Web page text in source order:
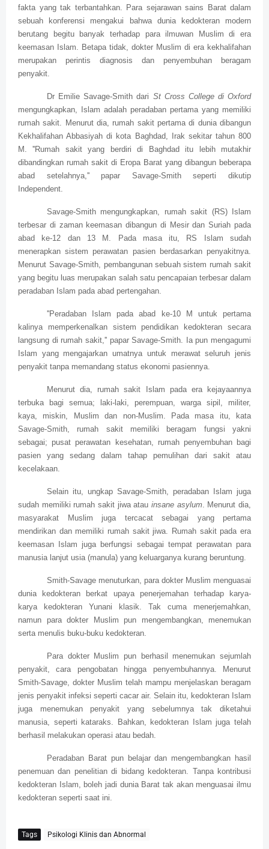
fakta yang tak terbantahkan. Para sejarawan sains Barat dalam
sebuah konferensi mengakui bahwa dunia kedokteran modern
berutang begitu banyak terhadap para ilmuwan Muslim di era
keemasan Islam. Betapa tidak, dokter Muslim di era kekhalifahan
merupakan perintis diagnosis dan penyembuhan beragam
penyakit.
Dr Emilie Savage-Smith dari St Cross College di Oxford
mengungkapkan, Islam adalah peradaban pertama yang memiliki
rumah sakit. Menurut dia, rumah sakit pertama di dunia dibangun
Kekhalifahan Abbasiyah di kota Baghdad, Irak sekitar tahun 800
M. ''Rumah sakit yang berdiri di Baghdad itu lebih mutakhir
dibandingkan rumah sakit di Eropa Barat yang dibangun beberapa
abad setelahnya,'' papar Savage-Smith seperti dikutip
Independent.
Savage-Smith mengungkapkan, rumah sakit (RS) Islam
terbesar di zaman keemasan dibangun di Mesir dan Suriah pada
abad ke-12 dan 13 M. Pada masa itu, RS Islam sudah
menerapkan sistem perawatan pasien berdasarkan penyakitnya.
Menurut Savage-Smith, pembangunan sebuah sistem rumah sakit
yang begitu luas merupakan salah satu pencapaian terbesar dalam
peradaban Islam pada abad pertengahan.
''Peradaban Islam pada abad ke-10 M untuk pertama
kalinya memperkenalkan sistem pendidikan kedokteran secara
langsung di rumah sakit,'' papar Savage-Smith. Ia pun mengagumi
Islam yang mengajarkan umatnya untuk merawat seluruh jenis
penyakit tanpa memandang status ekonomi pasiennya.
Menurut dia, rumah sakit Islam pada era kejayaannya
terbuka bagi semua; laki-laki, perempuan, warga sipil, militer,
kaya, miskin, Muslim dan non-Muslim. Pada masa itu, kata
Savage-Smith, rumah sakit memiliki beragam fungsi yakni
sebagai; pusat perawatan kesehatan, rumah penyembuhan bagi
pasien yang sedang dalam tahap pemulihan dari sakit atau
kecelakaan.
Selain itu, ungkap Savage-Smith, peradaban Islam juga
sudah memiliki rumah sakit jiwa atau insane asylum. Menurut dia,
masyarakat Muslim juga tercacat sebagai yang pertama
mendirikan dan memiliki rumah sakit jiwa. Rumah sakit pada era
keemasan Islam juga berfungsi sebagai tempat perawatan para
manusia lanjut usia (manula) yang keluarganya kurang beruntung.
Smith-Savage menuturkan, para dokter Muslim menguasai
dunia kedokteran berkat upaya penerjemahan terhadap karya-
karya kedokteran Yunani klasik. Tak cuma menerjemahkan,
namun para dokter Muslim pun mengembangkan, menemukan
serta menulis buku-buku kedokteran.
Para dokter Muslim pun berhasil menemukan sejumlah
penyakit, cara pengobatan hingga penyembuhannya. Menurut
Smith-Savage, dokter Muslim telah mampu menjelaskan beragam
jenis penyakit infeksi seperti cacar air. Selain itu, kedokteran Islam
juga menemukan penyakit yang sebelumnya tak diketahui
manusia, seperti kataraks. Bahkan, kedokteran Islam juga telah
berhasil melakukan operasi atau bedah.
Peradaban Barat pun belajar dan mengembangkan hasil
penemuan dan penelitian di bidang kedokteran. Tanpa kontribusi
kedokteran Islam, boleh jadi dunia Barat tak akan menguasai ilmu
kedokteran seperti saat ini.
Tags Psikologi Klinis dan Abnormal